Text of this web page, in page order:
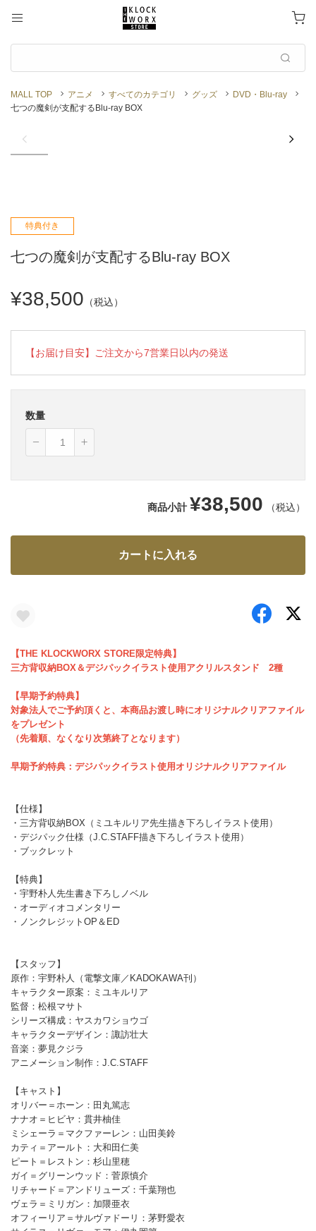
MALL TOP アニメ すべてのカテゴリ グッズ
DVD・Blu-ray
七つの魔剣が支配するBlu-ray BOX
特典付き
七つの魔剣が支配するBlu-ray BOX
¥38,500 （税込）
【お届け目安】ご注文から7営業日以内の発送
数量
商品小計 ¥38,500 （税込）
カートに入れる